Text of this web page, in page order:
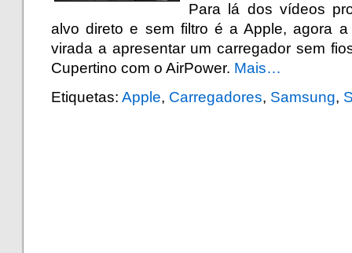
Para lá dos vídeos
alvo direto e sem filtro é a Apple, agora
virada a apresentar um carregador sem
Cupertino com o AirPower. Mais…
Etiquetas: Apple, Carregadores, Samsung,